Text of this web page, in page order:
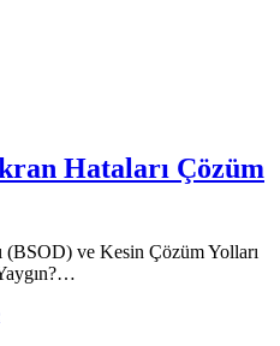
Hataları Çözüm
(BSOD) ve Kesin Çözüm Yolları